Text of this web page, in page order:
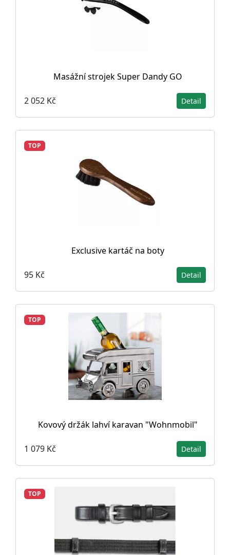
Masážní strojek Super Dandy GO
2 052 Kč Detail
TOP
Exclusive kartáč na boty
95 Kč Detail
TOP
Kovový držák lahví karavan "Wohnmobil"
1 079 Kč Detail
TOP